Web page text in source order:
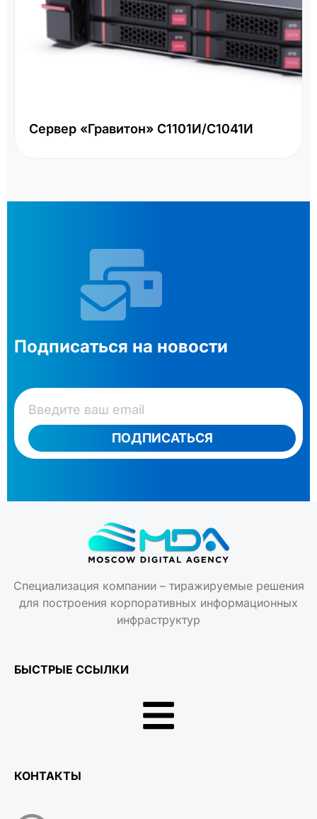
Сервер «Гравитон» С1101И/С1041И
Подписаться на новости
ПОДПИСАТЬСЯ
Специализация компании – тиражируемые решения
для построения корпоративных информационных
инфраструктур
БЫСТРЫЕ ССЫЛКИ
КОНТАКТЫ